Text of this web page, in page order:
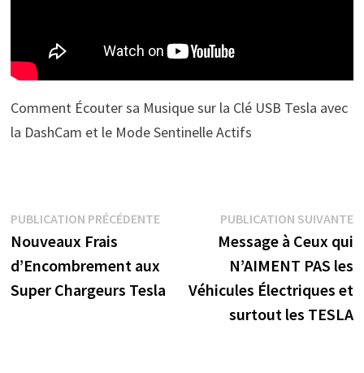
Comment Écouter sa Musique sur la Clé USB Tesla avec
la DashCam et le Mode Sentinelle Actifs
Navigation
de
l’article
PUBLICATION PRÉCÉDENTEPublication
précédente :
Nouveaux Frais
d’Encombrement aux
Super Chargeurs Tesla
PUBLICATION SUIVANTE
Message à Ceux qui
N’AIMENT PAS les
Véhicules Électriques et
surtout les TESLA